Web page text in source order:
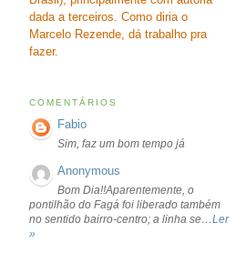
dada a terceiros. Como diria o
Marcelo Rezende, dá trabalho pra
fazer.
COMENTÁRIOS
Fabio
Sim, faz um bom tempo já
Anonymous
Bom Dia!!Aparentemente, o
pontilhão do Fagá foi liberado também
no sentido bairro-centro; a linha se…Ler
»